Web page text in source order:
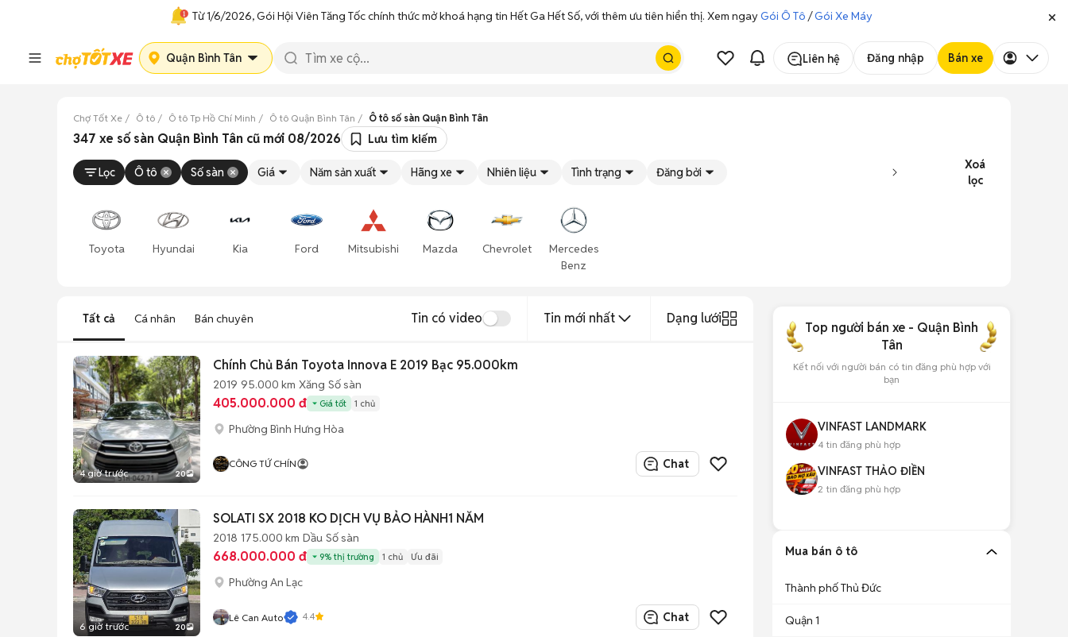
Từ 1/6/2026, Gói Hội Viên Tăng Tốc chính thức mở khoá hạng tin Hết Ga Hết Số, với thêm ưu tiên hiển thị. Xem ngayGói Ô Tô /Gói Xe Máy
Quận Bình Tân Liên hệ Đăng nhập Bán xe
Chợ Tốt Xe Ô tô Ô tô Tp Hồ Chí Minh Ô tô Quận Bình Tân Ô tô số sàn Quận Bình Tân
347 xe số sàn Quận Bình Tân cũ mới 08/2026 Lưu tìm kiếm
Lọc Ô tô Số sàn Giá Năm sản xuất Hãng xe Nhiên liệu Tình trạng Đăng bởi
Xoá
lọc
Toyota Hyundai Kia Ford Mitsubishi Mazda Chevrolet
Mercedes
Benz
Tất cả Cá nhân Bán chuyên Tin có video Tin mới nhất Dạng lưới
4 giờ trước 20
Chính Chủ Bán Toyota Innova E 2019 Bạc 95.000km
2019 95.000 km Xăng Số sàn
405.000.000 đ Giá tốt 1 chủ
Phường Bình Hưng Hòa
CÔNG TỨ CHÍN Chat
6 giờ trước 20
SOLATI SX 2018 KO DỊCH VỤ BẢO HÀNH1 NĂM
2018 175.000 km Dầu Số sàn
668.000.000 đ 9% thị trường 1 chủ Ưu đãi
Phường An Lạc
Lê Can Auto 4.4 Chat
Top người bán xe - Quận Bình
Tân
Kết nối với người bán có tin đăng phù hợp với
bạn
VINFAST LANDMARK
4 tin đăng phù hợp
VINFAST THẢO ĐIỀN
2 tin đăng phù hợp
Mua bán ô tô
Thành phố Thủ Đức
Quận 1